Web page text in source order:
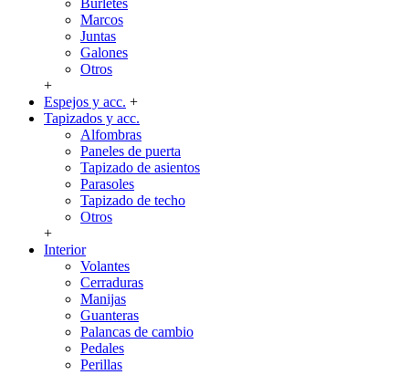
Burletes
Marcos
Juntas
Galones
Otros
+
Espejos y acc. +
Tapizados y acc.
Alfombras
Paneles de puerta
Tapizado de asientos
Parasoles
Tapizado de techo
Otros
+
Interior
Volantes
Cerraduras
Manijas
Guanteras
Palancas de cambio
Pedales
Perillas